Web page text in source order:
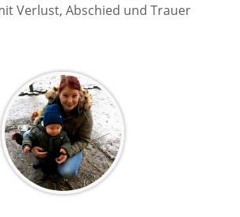
Verlust, Abschied und Trauer